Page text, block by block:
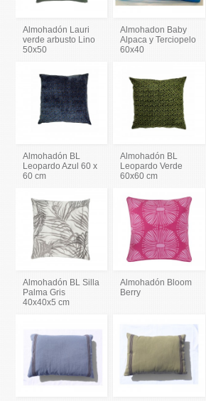
Almohadón Lauri
verde arbusto Lino
50x50
Almohadon Baby
Alpaca y Terciopelo
60x40
Almohadón BL
Leopardo Azul 60 x
60 cm
Almohadón BL
Leopardo Verde
60x60 cm
Almohadón BL Silla
Palma Gris
40x40x5 cm
Almohadón Bloom
Berry